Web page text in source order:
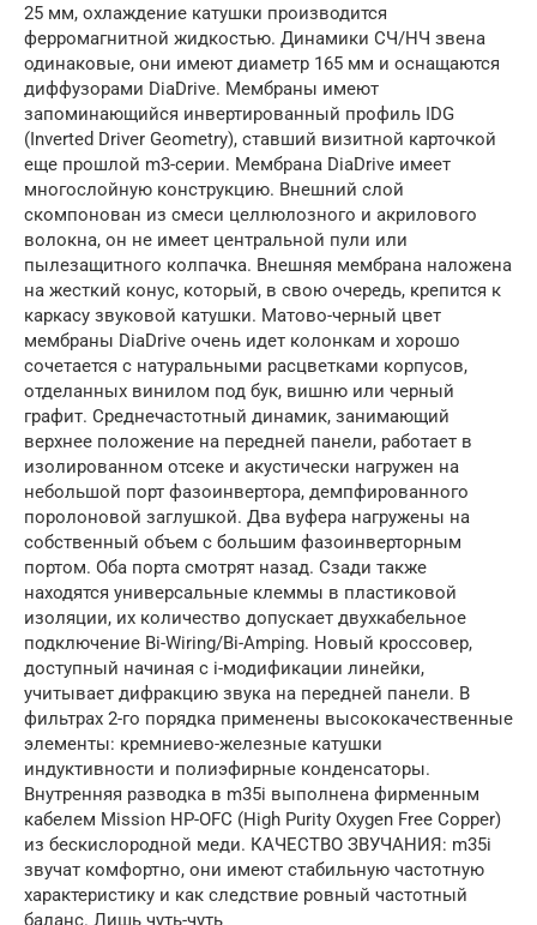
25 мм, охлаждение катушки производится
ферромагнитной жидкостью. Динамики СЧ/НЧ звена
одинаковые, они имеют диаметр 165 мм и оснащаются
диффузорами DiaDrive. Мембраны имеют
запоминающийся инвертированный профиль IDG
(Inverted Driver Geometry), ставший визитной карточкой
еще прошлой m3-серии. Мембрана DiaDrive имеет
многослойную конструкцию. Внешний слой
скомпонован из смеси целлюлозного и акрилового
волокна, он не имеет центральной пули или
пылезащитного колпачка. Внешняя мембрана наложена
на жесткий конус, который, в свою очередь, крепится к
каркасу звуковой катушки. Матово-черный цвет
мембраны DiaDrive очень идет колонкам и хорошо
сочетается с натуральными расцветками корпусов,
отделанных винилом под бук, вишню или черный
графит. Среднечастотный динамик, занимающий
верхнее положение на передней панели, работает в
изолированном отсеке и акустически нагружен на
небольшой порт фазоинвертора, демпфированного
поролоновой заглушкой. Два вуфера нагружены на
собственный объем с большим фазоинверторным
портом. Оба порта смотрят назад. Сзади также
находятся универсальные клеммы в пластиковой
изоляции, их количество допускает двухкабельное
подключение Bi-Wiring/Bi-Amping. Новый кроссовер,
доступный начиная с i-модификации линейки,
учитывает дифракцию звука на передней панели. В
фильтрах 2-го порядка применены высококачественные
элементы: кремниево-железные катушки
индуктивности и полиэфирные конденсаторы.
Внутренняя разводка в m35i выполнена фирменным
кабелем Mission HP-OFC (High Purity Oxygen Free Copper)
из бескислородной меди. КАЧЕСТВО ЗВУЧАНИЯ: m35i
звучат комфортно, они имеют стабильную частотную
характеристику и как следствие ровный частотный
баланс. Лишь чуть-чуть